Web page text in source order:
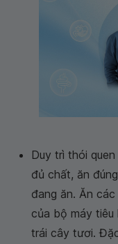
Duy trì thói
đủ chất, ăn
đang ăn. Ăn
của bộ máy
trái cây tươi.